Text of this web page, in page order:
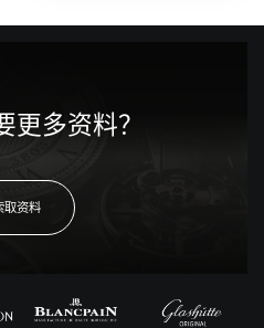
更多资料？
取资料